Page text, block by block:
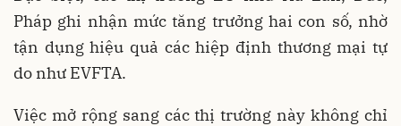
Pháp ghi nhận mức tăng trưởng hai con số, nhờ
tận dụng hiệu quả các hiệp định thương mại tự
do như EVFTA.
Việc mở rộng sang các thị trường này không chỉ